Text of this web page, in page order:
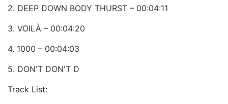
2. DEEP DOWN BODY THURST – 00:04:11
3. VOILÀ – 00:04:20
4. 1000 – 00:04:03
5. DON'T DON'T D
Track List: